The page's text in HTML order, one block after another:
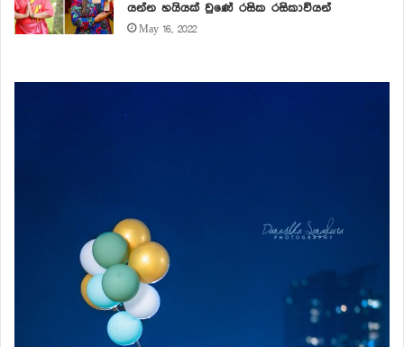
යන්න හයියක් වුණේ රසික රසිකාවියන්
May 16, 2022